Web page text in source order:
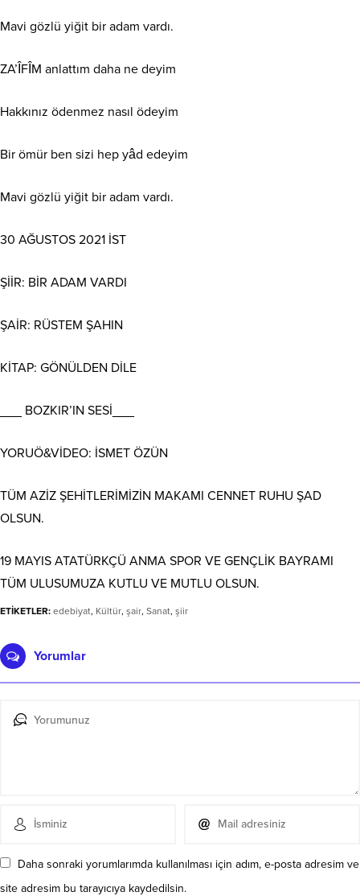
Mavi gözlü yiğit bir adam vardı.
ZA’ÎFÎM anlattım daha ne deyim
Hakkınız ödenmez nasıl ödeyim
Bir ömür ben sizi hep yâd edeyim
Mavi gözlü yiğit bir adam vardı.
30 AĞUSTOS 2021 İST
ŞİİR: BİR ADAM VARDI
ŞAİR: RÜSTEM ŞAHIN
KİTAP: GÖNÜLDEN DİLE
___ BOZKIR’IN SESİ___
YORUÖ&VİDEO: İSMET ÖZÜN
TÜM AZİZ ŞEHİTLERİMİZİN MAKAMI CENNET RUHU ŞAD
OLSUN.
19 MAYIS ATATÜRKÇÜ ANMA SPOR VE GENÇLİK BAYRAMI
TÜM ULUSUMUZA KUTLU VE MUTLU OLSUN.
ETİKETLER: edebiyat, Kültür, şair, Sanat, şiir
Yorumlar
Daha sonraki yorumlarımda kullanılması için adım, e-posta adresim ve
site adresim bu tarayıcıya kaydedilsin.